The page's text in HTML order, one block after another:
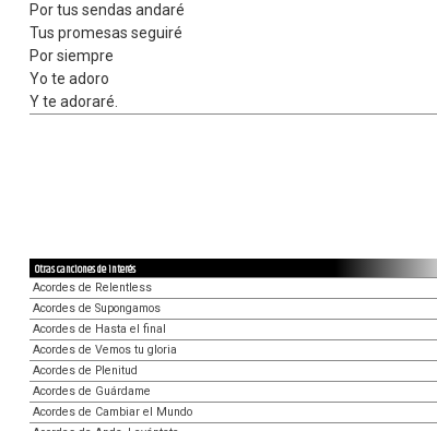
Por tus sendas andaré
Tus promesas seguiré
Por siempre
Yo te adoro
Y te adoraré.
Otras canciones de interés
Acordes de Relentless
Acordes de Supongamos
Acordes de Hasta el final
Acordes de Vemos tu gloria
Acordes de Plenitud
Acordes de Guárdame
Acordes de Cambiar el Mundo